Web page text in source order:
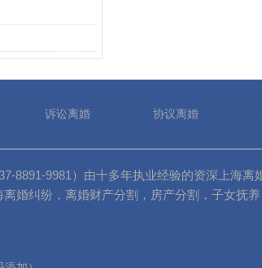
诉讼离婚 协议离婚
8891-9981）由十多年执业经验的资深上海
婚纠纷，离婚财产分割，房产分割，子女抚